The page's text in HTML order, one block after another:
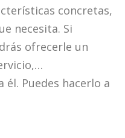
concretas,
necesita. Si
ofrecerle un
Puedes hacerlo a